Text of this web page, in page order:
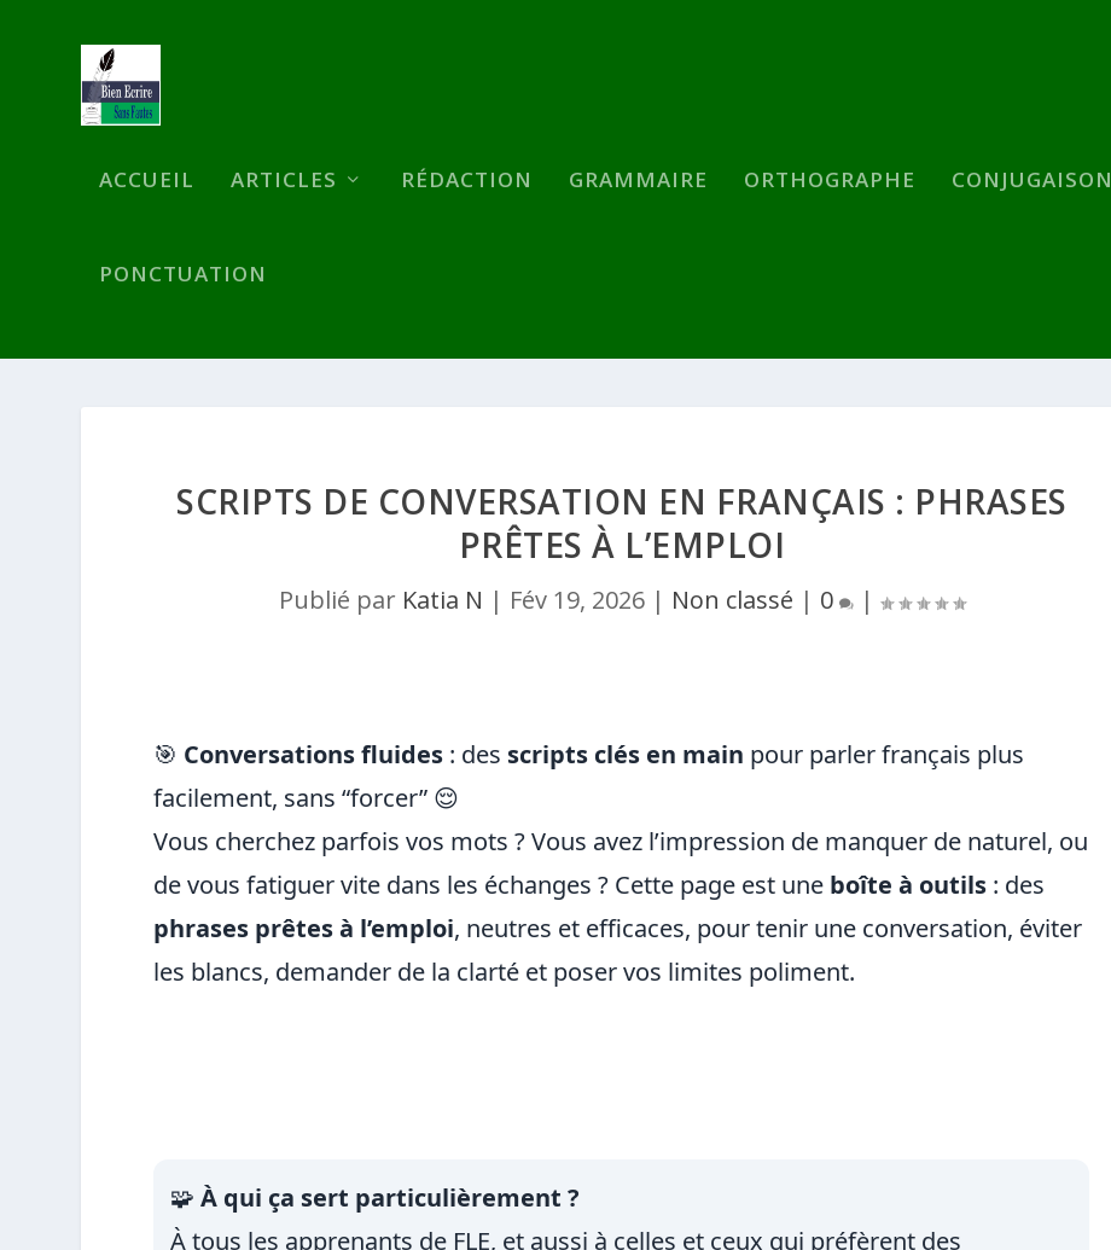
ACCUEIL ARTICLES RÉDACTION GRAMMAIRE ORTHOGRAPHE CONJUGAISON
PONCTUATION
SCRIPTS DE CONVERSATION EN FRANÇAIS : PHRASES
PRÊTES À L’EMPLOI
Publié par Katia N | Fév 19, 2026| Non classé | 0 |
🎯 Conversations fluides : des scripts clés en main pour parler français plus
facilement, sans “forcer” 😌
Vous cherchez parfois vos mots ? Vous avez l’impression de manquer de naturel, ou
de vous fatiguer vite dans les échanges ? Cette page est une boîte à outils : des
phrases prêtes à l’emploi, neutres et efficaces, pour tenir une conversation, éviter
les blancs, demander de la clarté et poser vos limites poliment.
🧩À qui ça sert particulièrement ?
À tous les apprenants de FLE, et aussi à celles et ceux qui préfèrent des